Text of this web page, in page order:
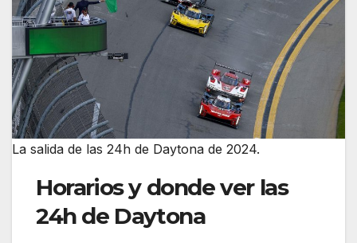
La salida de las 24h de Daytona de 2024.
Horarios y donde ver las
24h de Daytona